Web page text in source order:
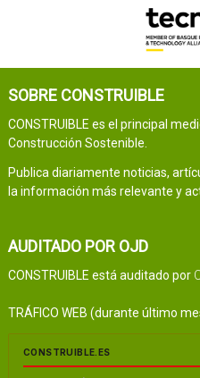
SOBRE CONSTRUIBLE
CONSTRUIBLE es el principal
Construcción Sostenible.
Publica diariamente noticias,
la información más relevante y
AUDITADO POR OJD
CONSTRUIBLE está auditado por
TRÁFICO WEB (durante último